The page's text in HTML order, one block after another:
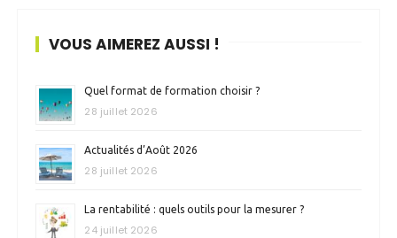
VOUS AIMEREZ AUSSI !
Quel format de formation choisir ?
28 juillet 2026
Actualités d’Août 2026
28 juillet 2026
La rentabilité : quels outils pour la mesurer ?
24 juillet 2026